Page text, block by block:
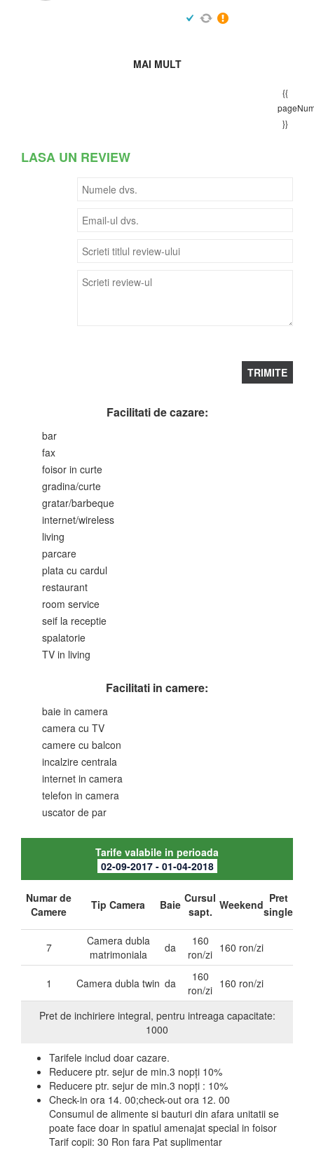
MAI MULT
{{
}}
LASA UN REVIEW
Facilitati de cazare:
bar
fax
foisor in curte
gradina/curte
gratar/barbeque
internet/wireless
living
parcare
plata cu cardul
restaurant
room service
seif la receptie
spalatorie
TV in living
Facilitati in camere:
baie in camera
camera cu TV
camere cu balcon
incalzire centrala
internet in camera
telefon in camera
uscator de par
Tarife valabile in perioada
02-09-2017 - 01-04-2018
Numar de
Camere
Tip Camera Baie Cursul
sapt. Weekend Pret
single
7
Camera dubla
matrimoniala
da
160
ron/zi 160 ron/zi
1 Camera dubla twin da
160
ron/zi 160 ron/zi
Pret de inchiriere integral, pentru intreaga capacitate:
1000
Tarifele includ doar cazare.
Reducere ptr. sejur de min.3 nopți 10%
Reducere ptr. sejur de min.3 nopți : 10%
Check-in ora 14. 00;check-out ora 12. 00
Consumul de alimente si bauturi din afara unitatii se
poate face doar in spatiul amenajat special in foisor
Tarif copii: 30 Ron fara Pat suplimentar